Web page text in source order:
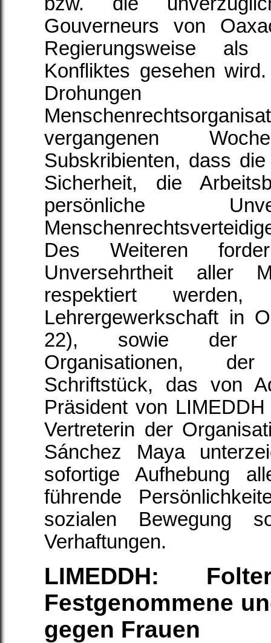
Gouverneurs von
Regierungsweise als
Konfliktes gesehen
Drohungen
vergangenen
Subskribienten, dass
Sicherheit, die
persönliche
Des Weiteren
Unversehrtheit aller
respektiert
Lehrergewerkschaft in
22), sowie der
Organisationen,
Schriftstück, das von
Präsident von
Vertreterin der
Sánchez Maya
sofortige Aufhebung
führende
sozialen Bewegung
Verhaftungen.
LIMEDDH:
Festgenommene
gegen Frauen